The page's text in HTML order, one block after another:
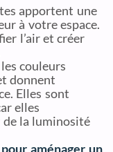
apportent une
à votre espace.
l’air et créer
couleurs
donnent
Elles sont
elles
la luminosité
aménager un